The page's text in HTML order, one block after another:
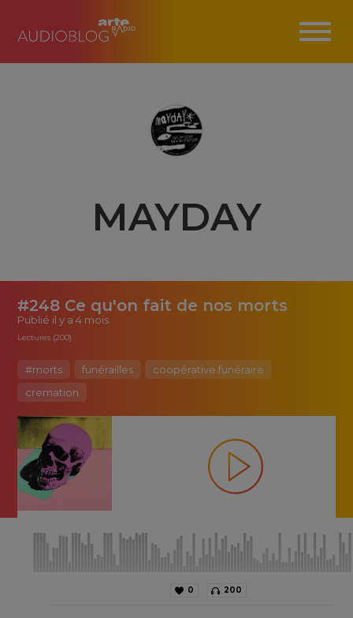
MAYDAY
#248 Ce qu'on fait de nos morts
Publié il y a 4 mois
Lectures (200)
#morts funérailles
coopérative funéraire
cremation
0 200